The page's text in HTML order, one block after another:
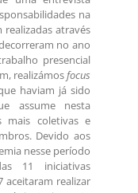
na
através
no ano
presencial
realizámosfocus
haviam já sido
assume nesta
mais coletivas e
Devido aos
nesse período
11 iniciativas
aceitaram realizar